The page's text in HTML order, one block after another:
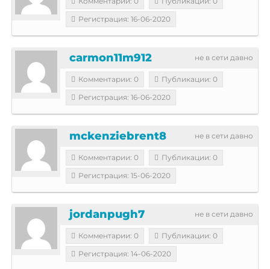
Регистрация: 16-06-2020
не в сети давно
carmon11m912
Комментарии: 0
Публикации: 0
Регистрация: 16-06-2020
не в сети давно
mckenziebrent8
Комментарии: 0
Публикации: 0
Регистрация: 15-06-2020
не в сети давно
jordanpugh7
Комментарии: 0
Публикации: 0
Регистрация: 14-06-2020